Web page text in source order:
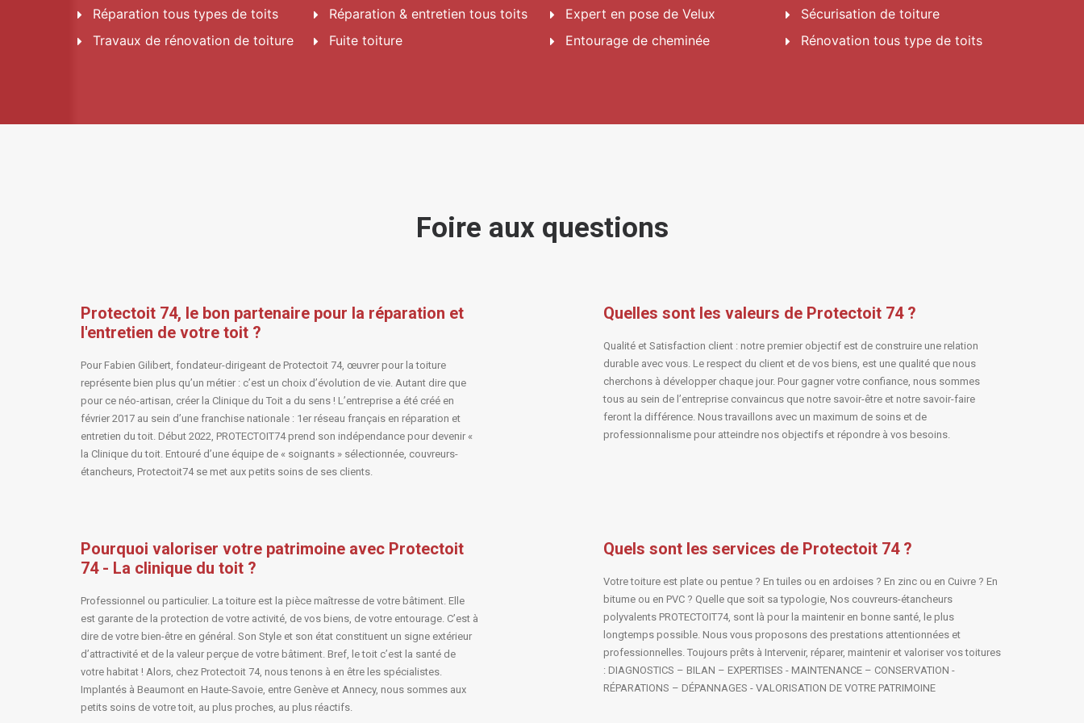
Réparation tous types de toits
Travaux de rénovation de toiture
Réparation & entretien tous toits
Fuite toiture
Expert en pose de Velux
Entourage de cheminée
Sécurisation de toiture
Rénovation tous type de toits
Foire aux questions
Protectoit 74, le bon partenaire pour la réparation et
l'entretien de votre toit ?
Pour Fabien Gilibert, fondateur-dirigeant de Protectoit 74, œuvrer pour la toiture
représente bien plus qu’un métier : c’est un choix d’évolution de vie. Autant dire que
pour ce néo-artisan, créer la Clinique du Toit a du sens ! L’entreprise a été créé en
février 2017 au sein d’une franchise nationale : 1er réseau français en réparation et
entretien du toit. Début 2022, PROTECTOIT74 prend son indépendance pour devenir «
la Clinique du toit. Entouré d’une équipe de « soignants » sélectionnée, couvreurs-
étancheurs, Protectoit74 se met aux petits soins de ses clients.
Quelles sont les valeurs de Protectoit 74 ?
Qualité et Satisfaction client : notre premier objectif est de construire une relation
durable avec vous. Le respect du client et de vos biens, est une qualité que nous
cherchons à développer chaque jour. Pour gagner votre confiance, nous sommes
tous au sein de l’entreprise convaincus que notre savoir-être et notre savoir-faire
feront la différence. Nous travaillons avec un maximum de soins et de
professionnalisme pour atteindre nos objectifs et répondre à vos besoins.
Pourquoi valoriser votre patrimoine avec Protectoit
74 - La clinique du toit ?
Professionnel ou particulier. La toiture est la pièce maîtresse de votre bâtiment. Elle
est garante de la protection de votre activité, de vos biens, de votre entourage. C’est à
dire de votre bien-être en général. Son Style et son état constituent un signe extérieur
d’attractivité et de la valeur perçue de votre bâtiment. Bref, le toit c’est la santé de
votre habitat ! Alors, chez Protectoit 74, nous tenons à en être les spécialistes.
Implantés à Beaumont en Haute-Savoie, entre Genève et Annecy, nous sommes aux
petits soins de votre toit, au plus proches, au plus réactifs.
Quels sont les services de Protectoit 74 ?
Votre toiture est plate ou pentue ? En tuiles ou en ardoises ? En zinc ou en Cuivre ? En
bitume ou en PVC ? Quelle que soit sa typologie, Nos couvreurs-étancheurs
polyvalents PROTECTOIT74, sont là pour la maintenir en bonne santé, le plus
longtemps possible. Nous vous proposons des prestations attentionnées et
professionnelles. Toujours prêts à Intervenir, réparer, maintenir et valoriser vos toitures
: DIAGNOSTICS – BILAN – EXPERTISES - MAINTENANCE – CONSERVATION -
RÉPARATIONS – DÉPANNAGES - VALORISATION DE VOTRE PATRIMOINE